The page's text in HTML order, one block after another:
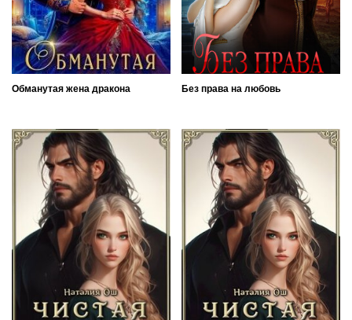
Обманутая жена дракона Без права на любовь